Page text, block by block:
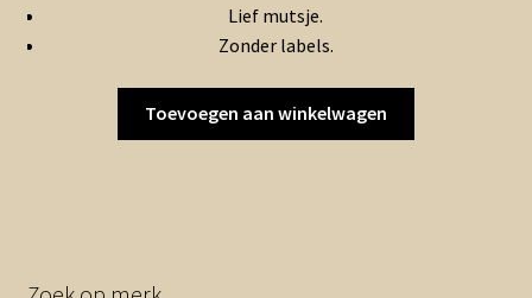
Lief mutsje.
Zonder labels.
Toevoegen aan winkelwagen